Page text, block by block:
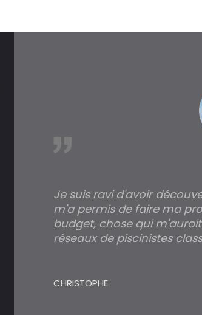
Je suis ravi d'avoir
m'a permis de faire ma
budget, chose qui
réseaux de piscinistes
CHRISTOPHE